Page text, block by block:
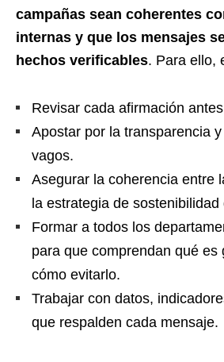
campañas sean coherentes
internas y que los mensajes
hechos verificables. Para ello,
Revisar cada afirmación
Apostar por la transparencia
vagos.
Asegurar la coherencia entre
la estrategia de sostenibilidad
Formar a todos los
para que comprendan qué es
cómo evitarlo.
Trabajar con datos,
que respalden cada mensaje.